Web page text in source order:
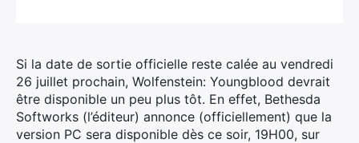
Si la date de sortie officielle reste calée au vendredi
26 juillet prochain, Wolfenstein: Youngblood devrait
être disponible un peu plus tôt. En effet, Bethesda
Softworks (l’éditeur) annonce (officiellement) que la
version PC sera disponible dès ce soir, 19H00, sur